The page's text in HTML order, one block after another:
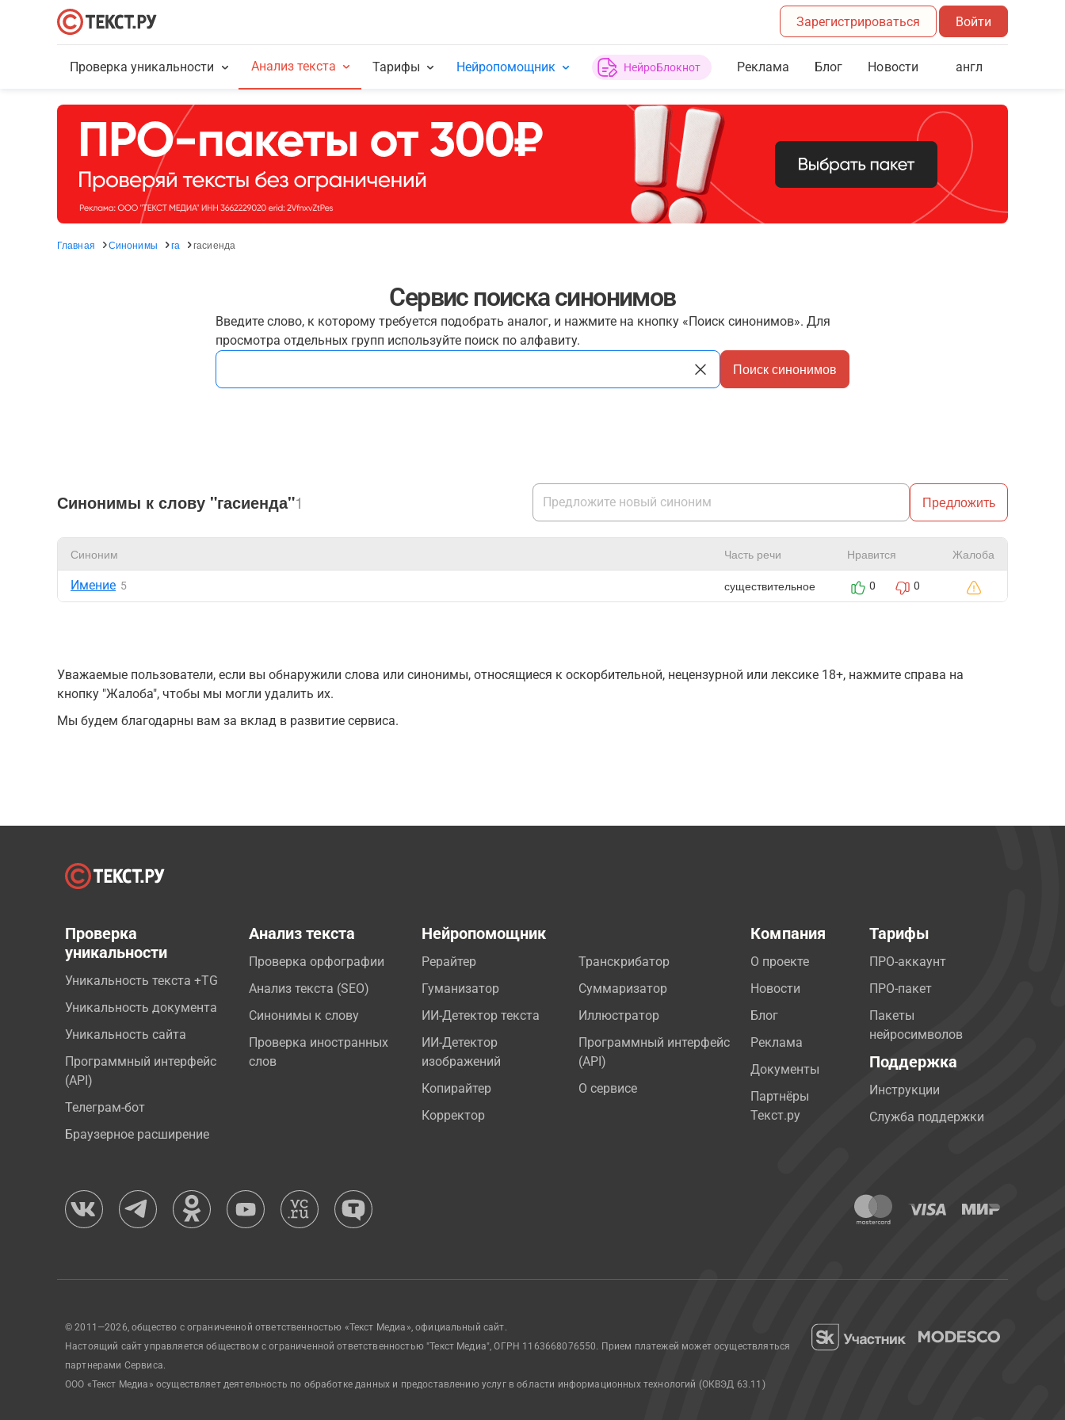
Зарегистрироваться Войти
Проверка уникальности Анализ текста Тарифы Нейропомощник НейроБлокнот Реклама Блог Новости англ
Главная Синонимы га гасиенда
Сервис поиска синонимов
Введите слово, к которому требуется подобрать аналог, и нажмите на кнопку «Поиск синонимов». Для
просмотра отдельных групп используйте поиск по алфавиту.
Поиск синонимов
Синонимы к слову "гасиенда"1 Предложить
Синоним Часть речи Нравится Жалоба
Имение 5 существительное 0 0
Уважаемые пользователи, если вы обнаружили слова или синонимы, относящиеся к оскорбительной, нецензурной или лексике 18+, нажмите справа на
кнопку "Жалоба", чтобы мы могли удалить их.
Мы будем благодарны вам за вклад в развитие сервиса.
Проверка
уникальности
Уникальность текста +TG
Уникальность документа
Уникальность сайта
Программный интерфейс
(API)
Телеграм-бот
Браузерное расширение
Анализ текста
Проверка орфографии
Анализ текста (SEO)
Синонимы к слову
Проверка иностранных
слов
Нейропомощник
Рерайтер
Гуманизатор
ИИ-Детектор текста
ИИ-Детектор
изображений
Копирайтер
Корректор
Транскрибатор
Суммаризатор
Иллюстратор
Программный интерфейс
(API)
О сервисе
Компания
О проекте
Новости
Блог
Реклама
Документы
Партнёры
Текст.ру
Тарифы
ПРО-аккаунт
ПРО-пакет
Пакеты
нейросимволов
Поддержка
Инструкции
Служба поддержки
© 2011—2026, общество с ограниченной ответственностью «Текст Медиа», официальный сайт.
Настоящий сайт управляется обществом с ограниченной ответственностью "Текст Медиа", ОГРН 1163668076550. Прием платежей может осуществляться
партнерами Сервиса.
ООО «Текст Медиа» осуществляет деятельность по обработке данных и предоставлению услуг в области информационных технологий (ОКВЭД 63.11)